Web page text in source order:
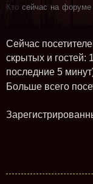
Кто сейчас на форуме
Сейчас
скрытых и гостей:
последние 5
Больше всего